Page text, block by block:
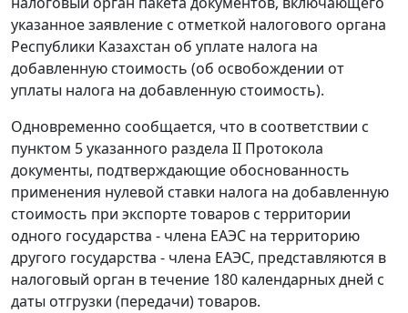
указанное заявление с отметкой налогового органа
Республики Казахстан об уплате налога на
добавленную стоимость (об освобождении от
уплаты налога на добавленную стоимость).
Одновременно сообщается, что в соответствии с
пунктом 5 указанного раздела II Протокола
документы, подтверждающие обоснованность
применения нулевой ставки налога на добавленную
стоимость при экспорте товаров с территории
одного государства - члена ЕАЭС на территорию
другого государства - члена ЕАЭС, представляются в
налоговый орган в течение 180 календарных дней с
даты отгрузки (передачи) товаров.